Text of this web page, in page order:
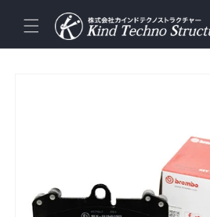
ンツに
進む